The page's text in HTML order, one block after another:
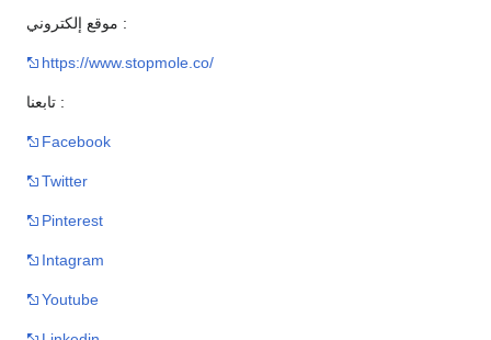
موقع إلكتروني :
https://www.stopmole.co/
تابعنا :
Facebook
Twitter
Pinterest
Intagram
Youtube